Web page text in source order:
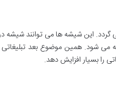
این شیشه ها می توانند شیشه
شود. همین موضوع بعد تبلیغاتی
را بسیار افزایش دهد.